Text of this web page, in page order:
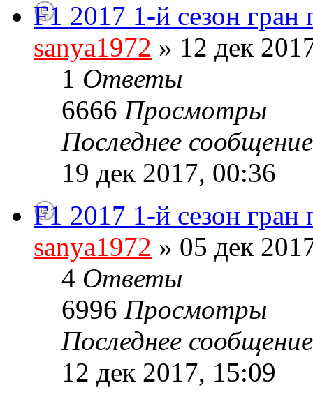
F1 2017 1-й сезон
sanya1972 » 12 дек
1 Ответы
6666 Просмотры
Последнее
19 дек 2017, 00:36
F1 2017 1-й сезон
sanya1972 » 05 дек
4 Ответы
6996 Просмотры
Последнее
12 дек 2017, 15:09